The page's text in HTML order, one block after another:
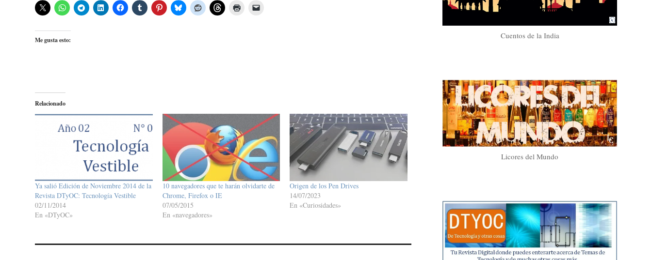
Me gusta esto:
Relacionado
Ya salió Edición de Noviembre 2014 de la
Revista DTyOC: Tecnología Vestible
02/11/2014
En «DTyOC»
10 navegadores que te harán olvidarte de
Chrome, Firefox o IE
07/05/2015
En «navegadores»
Origen de los Pen Drives
14/07/2023
En «Curiosidades»
Cuentos de la India
Licores del Mundo